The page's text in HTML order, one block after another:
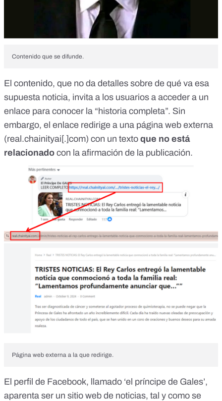
Contenido que se difunde.
El contenido, que no da detalles sobre de qué va esa
supuesta noticia, invita a los usuarios a acceder a un
enlace para conocer la “historia completa”. Sin
embargo, el enlace redirige a una página web externa
(real.chainityai[.]com) con un texto que no está
relacionado con la afirmación de la publicación.
Página web externa a la que redirige.
El perfil de Facebook, llamado ‘el príncipe de Gales’,
aparenta ser un sitio web de noticias, tal y como se